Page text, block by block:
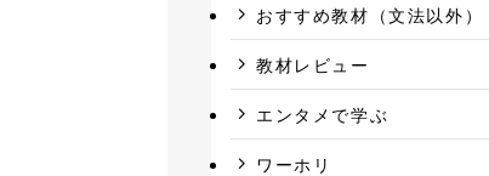
おすすめ教材（文法以外）
教材レビュー
エンタメで学ぶ
ワーホリ